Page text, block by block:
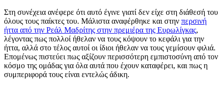
Στη συνέχεια ανέφερε ότι αυτό έγινε γιατί δεν είχε στη διάθεσή του
όλους τους παίκτες του. Μάλιστα αναφέρθηκε και στην περσινή
ήττα από την Ρεάλ Μαδρίτης στην πρεμιέρα της Ευρωλίγκας,
λέγοντας πως πολλοί ήθελαν να τους κόψουν το κεφάλι για την
ήττα, αλλά στο τέλος αυτοί οι ίδιοι ήθελαν να τους γεμίσουν φιλιά.
Επομένως πιστεύει πως αξίζουν περισσότερη εμπιστοσύνη από τον
κόσμο της ομάδας για όλα αυτά που έχουν καταφέρει, και πως η
συμπεριφορά τους είναι εντελώς άδικη.